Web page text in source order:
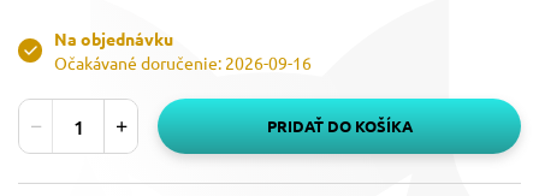
Na objednávku
Očakávané doručenie: 2026-09-16
PRIDAŤ DO KOŠÍKA